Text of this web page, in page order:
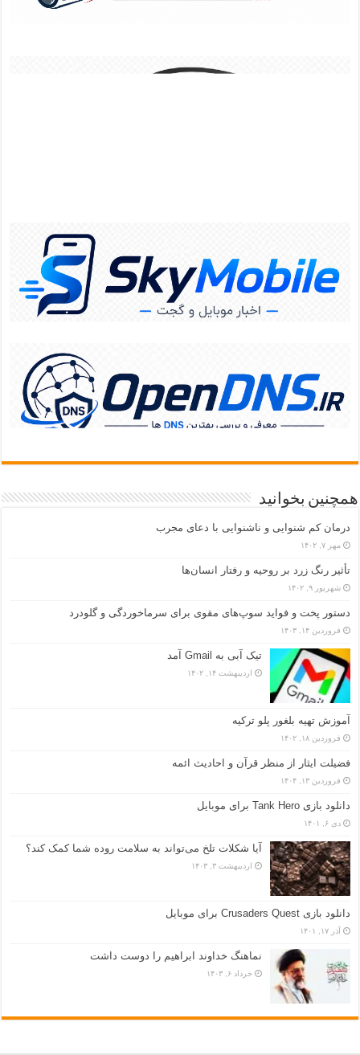
همچنین بخوانید
درمان کم شنوایی و ناشنوایی با دعای مجرب
مهر ۷, ۱۴۰۲
تأثیر رنگ زرد بر روحیه و رفتار انسان‌ها
شهریور ۹, ۱۴۰۲
دستور پخت و فواید سوپ‌های مقوی برای سرماخوردگی و گلودرد
فروردین ۱۴, ۱۴۰۳
تیک آبی به Gmail آمد
اردیبهشت ۱۴, ۱۴۰۲
آموزش تهیه بلغور پلو ترکیه
فروردین ۱۸, ۱۴۰۲
فضیلت ایثار از منظر قرآن و احادیث ائمه
فروردین ۱۳, ۱۴۰۴
دانلود بازی Tank Hero برای موبایل
دی ۶, ۱۴۰۱
آیا شکلات تلخ می‌تواند به سلامت روده شما کمک کند؟
اردیبهشت ۳, ۱۴۰۳
دانلود بازی Crusaders Quest برای موبایل
آذر ۱۷, ۱۴۰۱
نماهنگ خداوند ابراهیم را دوست داشت
خرداد ۶, ۱۴۰۳